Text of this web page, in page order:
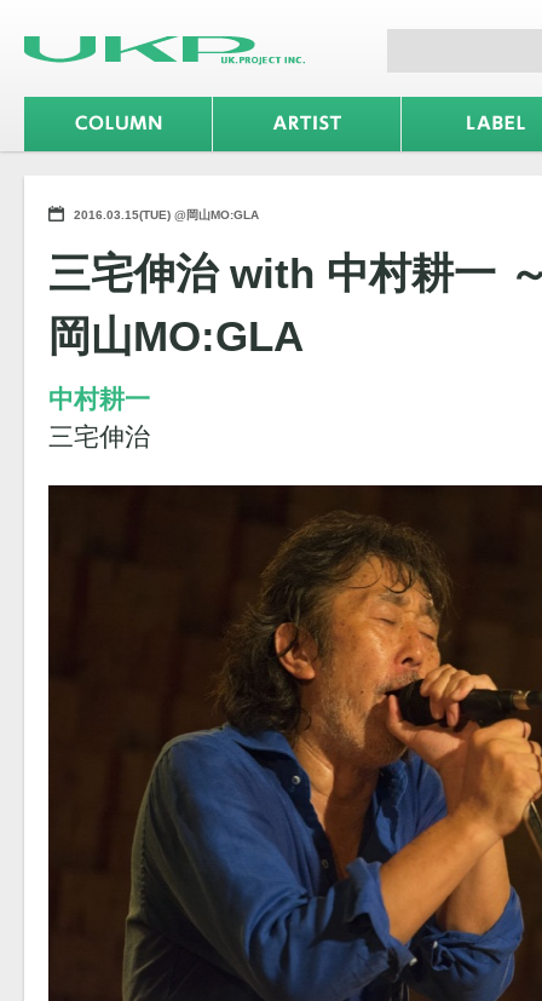
2016.03.15(TUE) @岡山MO:GLA
三宅伸治 with 中村耕一
岡山MO:GLA
中村耕一
三宅伸治